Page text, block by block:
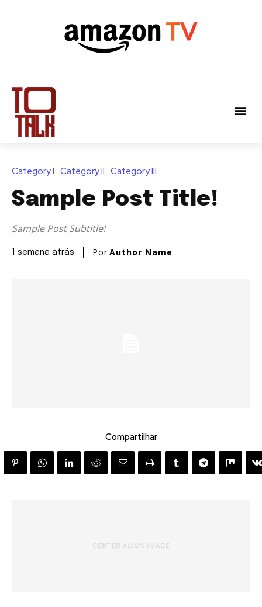
Category I Category II Category III
Sample Post Title!
Sample Post Subtitle!
1 semana atrás PorAuthor Name
Compartilhar